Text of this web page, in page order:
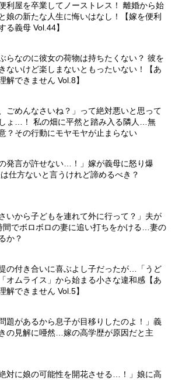
利屋を卒業してノーストレス！ 離婚から始
娘の新たな人生に悔いはなし！【嫁を便利
る義母 Vol.44】
らなのに彼女の荷物は持ちたくない？ 彼を
ないけど楽しまないともったいない！【あ
解できません Vol.8】
、ごめんなさいね？」って絶対悪いと思って
ょ…！ 私の畑に平然と踏み入る隣人…無
？その行動にモヤモヤが止まらない
の発言が許せない…！」嫁が義母に怒り爆
仕方ないと言うけれど諦めるべき？
さいから子どもを連れて外に行って？」夫が
間でボロボロの妻に追い打ちをかける…妻の
か？
の付き合いに喜ぶよし子だったが…「うど
オムライス」から始まる小さな違和感【あ
解できません Vol.5】
問題があるから息子が目移りしたのよ！」義
の見解に唖然…嫁の高学歴が原因だと主
絶対に娘の可能性を開花させる…！」娘に高